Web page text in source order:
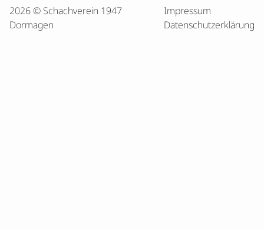
Ranglisten
2026 © Schachverein 1947
Dormagen
Impressum
Datenschutzerklärung